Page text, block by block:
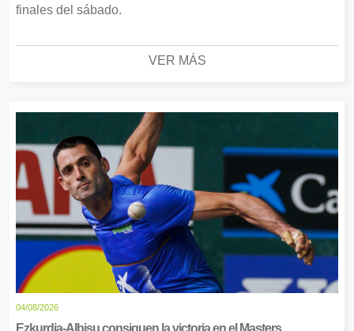
finales del sábado.
VER MÁS
04/08/2026
Ezkurdia-Albisu consiguen la victoria en el Masters